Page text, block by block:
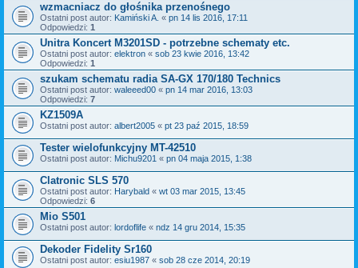
wzmacniacz do głośnika przenośnego
Ostatni post autor: Kamiński A. « pn 14 lis 2016, 17:11
Odpowiedzi: 1
Unitra Koncert M3201SD - potrzebne schematy etc.
Ostatni post autor: elektron « sob 23 kwie 2016, 13:42
Odpowiedzi: 1
szukam schematu radia SA-GX 170/180 Technics
Ostatni post autor: waleeed00 « pn 14 mar 2016, 13:03
Odpowiedzi: 7
KZ1509A
Ostatni post autor: albert2005 « pt 23 paź 2015, 18:59
Tester wielofunkcyjny MT-42510
Ostatni post autor: Michu9201 « pn 04 maja 2015, 1:38
Clatronic SLS 570
Ostatni post autor: Harybald « wt 03 mar 2015, 13:45
Odpowiedzi: 6
Mio S501
Ostatni post autor: lordoflife « ndz 14 gru 2014, 15:35
Dekoder Fidelity Sr160
Ostatni post autor: esiu1987 « sob 28 cze 2014, 20:19